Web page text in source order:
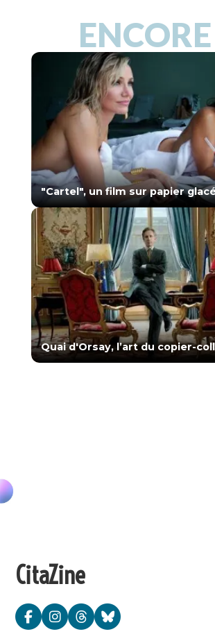
ENCORE
"Cartel", un film sur papier
Quai d'Orsay, l’art du copier-
CitaZine